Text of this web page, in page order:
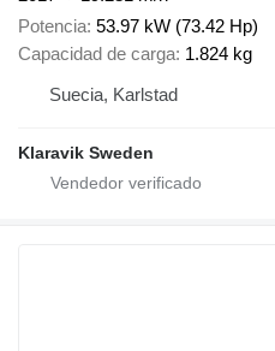
Potencia 53.97 kW (73.42 Hp)
Capacidad de carga 1.824 kg
Suecia, Karlstad
Klaravik Sweden